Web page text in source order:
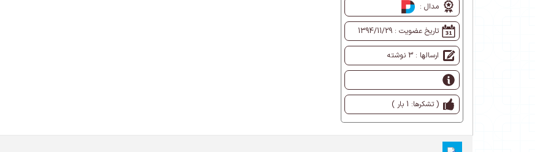
مدال :
تاریخ عضویت : 1394/11/29
ارسالها : 3 نوشته
( تشکرها: 1 بار )